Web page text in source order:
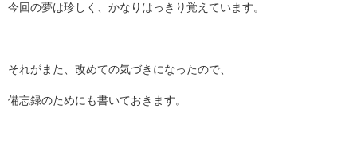
今回の夢は珍しく、かなりはっきり覚えています。
それがまた、改めての気づきになったので、
備忘録のためにも書いておきます。